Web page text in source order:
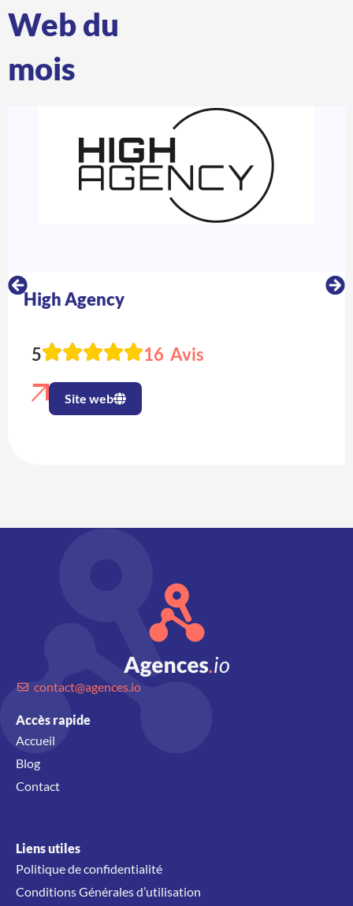
Web du
mois
High Agency
5 16 Avis
Site web
contact@agences.io
Accès rapide
Accueil
Blog
Contact
Liens utiles
Politique de confidentialité
Conditions Générales d’utilisation